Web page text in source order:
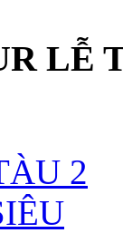
LỄ